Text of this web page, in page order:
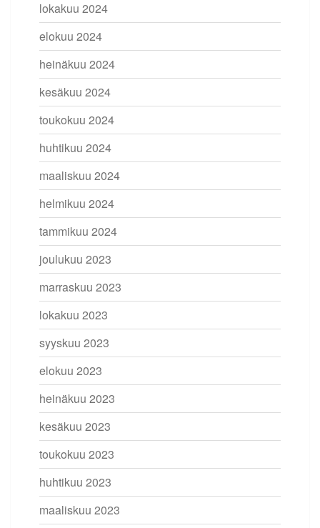
lokakuu 2024
elokuu 2024
heinäkuu 2024
kesäkuu 2024
toukokuu 2024
huhtikuu 2024
maaliskuu 2024
helmikuu 2024
tammikuu 2024
joulukuu 2023
marraskuu 2023
lokakuu 2023
syyskuu 2023
elokuu 2023
heinäkuu 2023
kesäkuu 2023
toukokuu 2023
huhtikuu 2023
maaliskuu 2023